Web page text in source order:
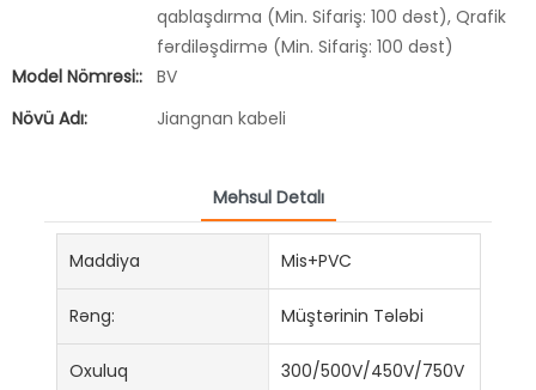
qablaşdırma (Min. Sifariş: 100 dəst), Qrafik
fərdiləşdirmə (Min. Sifariş: 100 dəst)
Model Nömrəsi:: BV
Növü Adı:
Jiangnan kabeli
Məhsul Detalı
Maddiya Mis+PVC
Rəng: Müştərinin Tələbi
Oxuluq 300/500V/450V/750V